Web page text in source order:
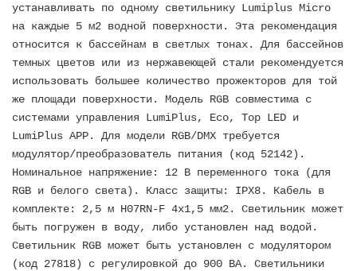
устанавливать по одному светильнику Lumiplus Micro
на каждые 5 м2 водной поверхности. Эта рекомендация
относится к бассейнам в светлых тонах. Для бассейнов
темных цветов или из нержавеющей стали рекомендуется
использовать большее количество прожекторов для той
же площади поверхности. Модель RGB совместима с
системами управления LumiPlus, Eco, Top LED и
LumiPlus APP. Для модели RGB/DMX требуется
модулятор/преобразователь питания (код 52142).
Номинальное напряжение: 12 В переменного тока (для
RGB и белого света). Класс защиты: IPX8. Кабель в
комплекте: 2,5 м H07RN-F 4x1,5 мм2. Светильник может
быть погружен в воду, либо установлен над водой.
Светильник RGB может быть установлен с модулятором
(код 27818) с регулировкой до 900 ВА. Светильники